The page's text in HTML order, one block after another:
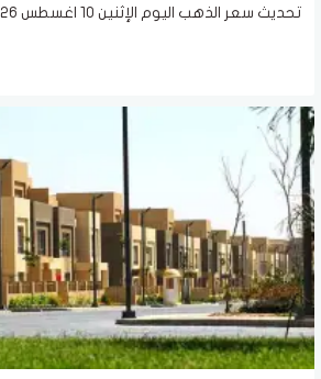
تحديث سعر الذهب اليوم الإثنين 10 اغسطس 2026 في مصر